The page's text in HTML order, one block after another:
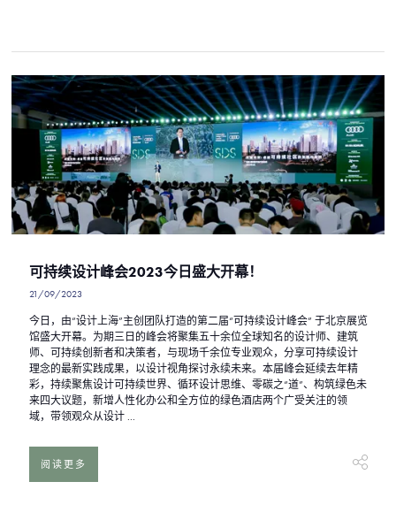
可持续设计峰会2023今日盛大开幕！
21/09/2023
今日，由“设计上海”主创团队打造的第二届“可持续设计峰会” 于北京展览
馆盛大开幕。为期三日的峰会将聚集五十余位全球知名的设计师、建筑
师、可持续创新者和决策者，与现场千余位专业观众，分享可持续设计
理念的最新实践成果，以设计视角探讨永续未来。本届峰会延续去年精
彩，持续聚焦设计可持续世界、循环设计思维、零碳之“道”、构筑绿色未
来四大议题，新增人性化办公和全方位的绿色酒店两个广受关注的领
域，带领观众从设计 ...
阅读更多